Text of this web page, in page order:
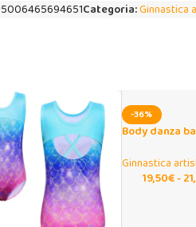
Categoria:Ginnastica
-36%
Body danza
neve
Ginnastica
19,50€-